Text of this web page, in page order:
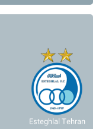
Esteghlal Tehran